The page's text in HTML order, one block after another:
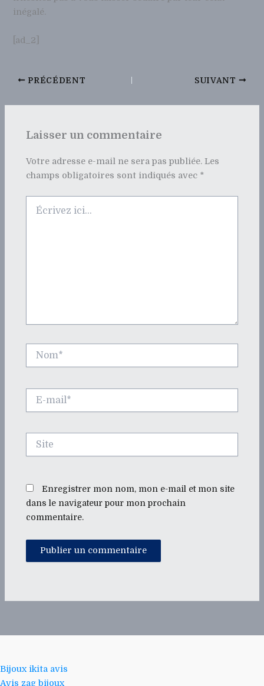
inégalé.
[ad_2]
PRÉCÉDENT SUIVANT
Laisser un commentaire
Votre adresse e-mail ne sera pas publiée. Les
champs obligatoires sont indiqués avec *
ici…
mail*
Enregistrer mon nom, mon e-mail et mon site
dans le navigateur pour mon prochain
commentaire.
Bijoux ikita avis
Avis zag bijoux